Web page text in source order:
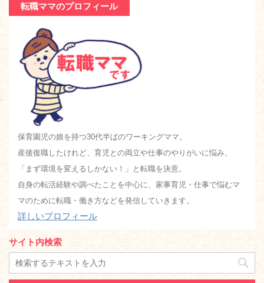
転職ママのプロフィール
保育園児の娘を持つ30代半ばのワーキングママ。
産後復職したけれど、育児との両立や仕事のやりがいに悩み、
「まず環境を変えるしかない！」と転職を決意。
自身の転活経験や調べたことを中心に、家事育児・仕事で悩むマ
マのために転職・働き方などを発信していきます。
詳しいプロフィール
サイト内検索